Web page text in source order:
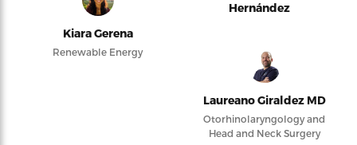
Kiara Gerena
Renewable Energy
Hernández
Laureano Giraldez MD
Otorhinolaryngology and
Head and Neck Surgery